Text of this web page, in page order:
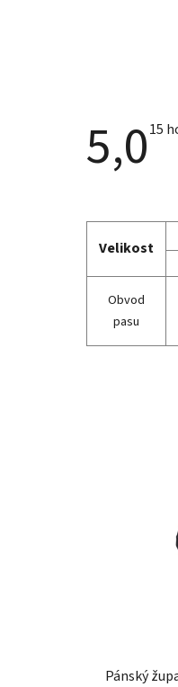
5,015
Velikost
Obvod
pasu
Pánský